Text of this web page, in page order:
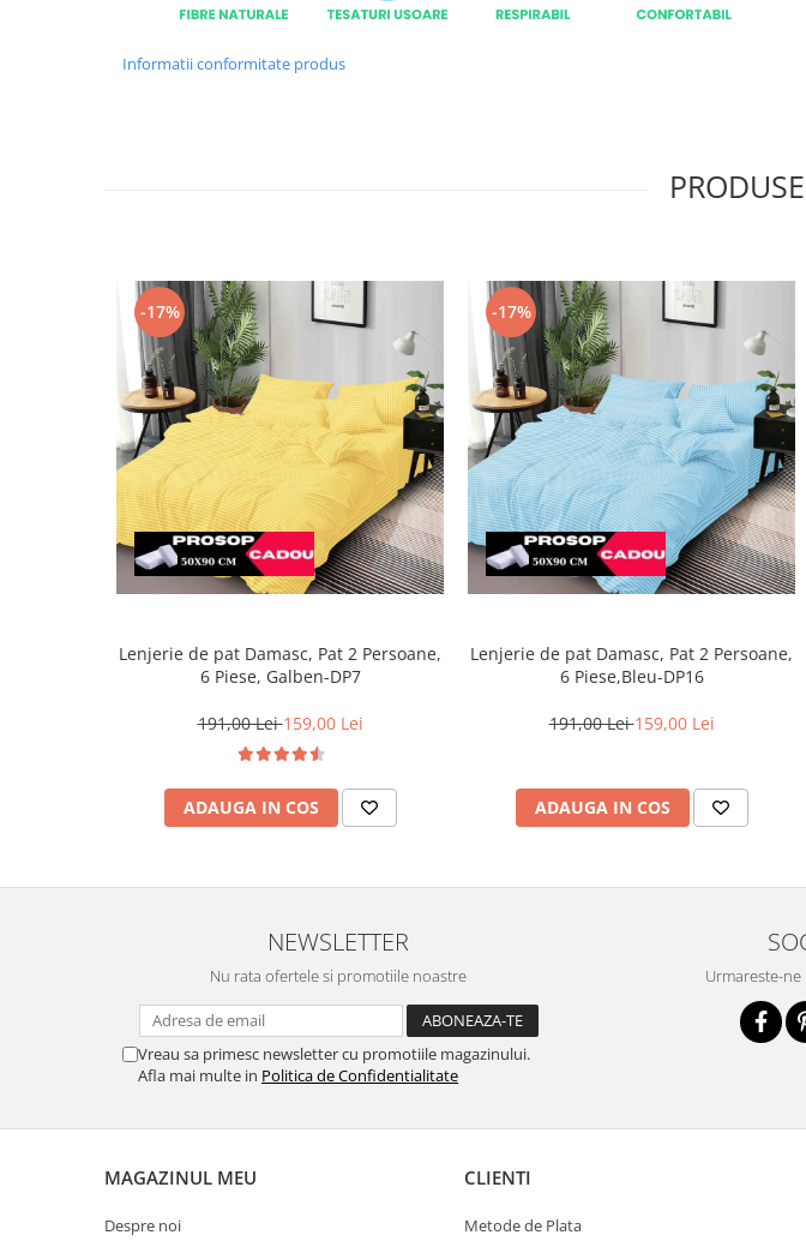
Informatii conformitate produs
-17%
Lenjerie de pat Damasc, Pat 2 Persoane,
6 Piese, Galben-DP7
191,00 Lei159,00 Lei
ADAUGA IN COS
-17%
Lenjerie de pat Damasc, Pat 2 Persoane,
6 Piese,Bleu-DP16
191,00 Lei159,00 Lei
ADAUGA IN COS
NEWSLETTER
Nu rata ofertele si promotiile noastre
Vreau sa primesc newsletter cu promotiile magazinului.
Afla mai multe in Politica de Confidentialitate
Urmareste-
MAGAZINUL MEU
Despre noi
CLIENTI
Metode de Plata